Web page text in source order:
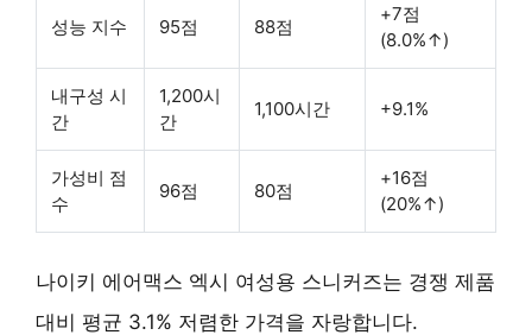
성능 지수 95점 88점
+7점
(8.0%↑)
내구성 시
간
1,200시
간
1,100시간 +9.1%
가성비 점
수
96점 80점
+16점
(20%↑)
나이키 에어맥스 엑시 여성용 스니커즈는 경쟁 제품
대비 평균 3.1% 저렴한 가격을 자랑합니다.